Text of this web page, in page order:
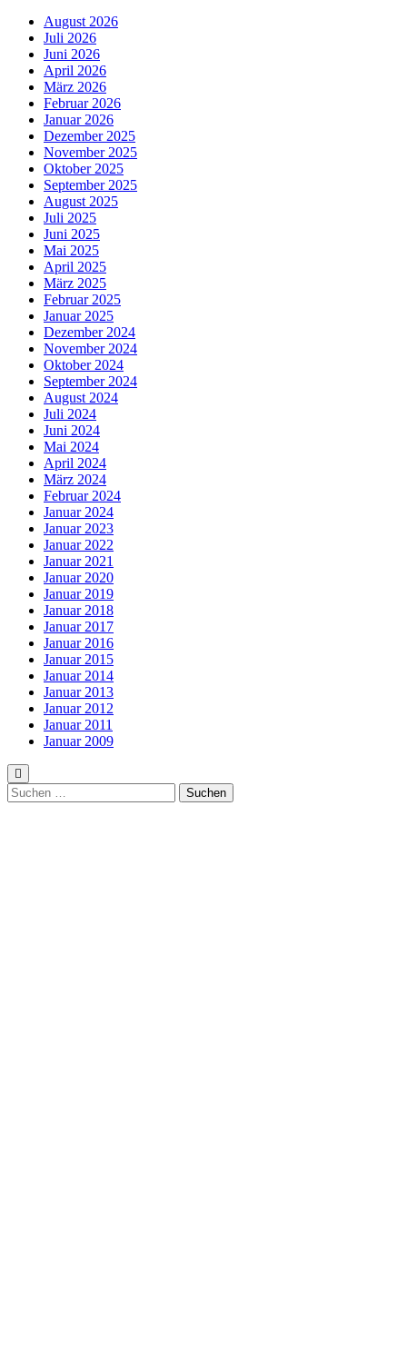
August 2026
Juli 2026
Juni 2026
April 2026
März 2026
Februar 2026
Januar 2026
Dezember 2025
November 2025
Oktober 2025
September 2025
August 2025
Juli 2025
Juni 2025
Mai 2025
April 2025
März 2025
Februar 2025
Januar 2025
Dezember 2024
November 2024
Oktober 2024
September 2024
August 2024
Juli 2024
Juni 2024
Mai 2024
April 2024
März 2024
Februar 2024
Januar 2024
Januar 2023
Januar 2022
Januar 2021
Januar 2020
Januar 2019
Januar 2018
Januar 2017
Januar 2016
Januar 2015
Januar 2014
Januar 2013
Januar 2012
Januar 2011
Januar 2009
Suchen
nach: